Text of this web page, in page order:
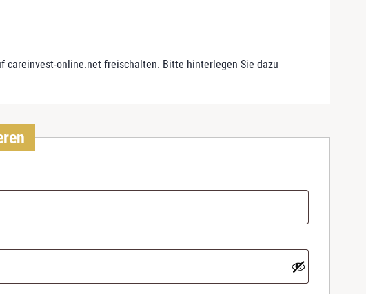
careinvest-online.net freischalten. Bitte hinterlegen Sie dazu